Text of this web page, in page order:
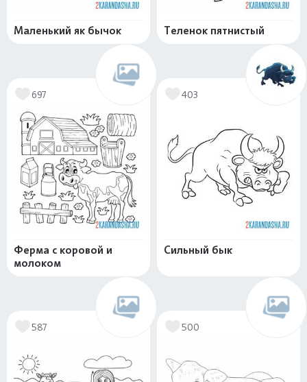
Маленький як бычок Теленок пятнистый
697
Ферма с коровой и
молоком
403
Сильный бык
587 500